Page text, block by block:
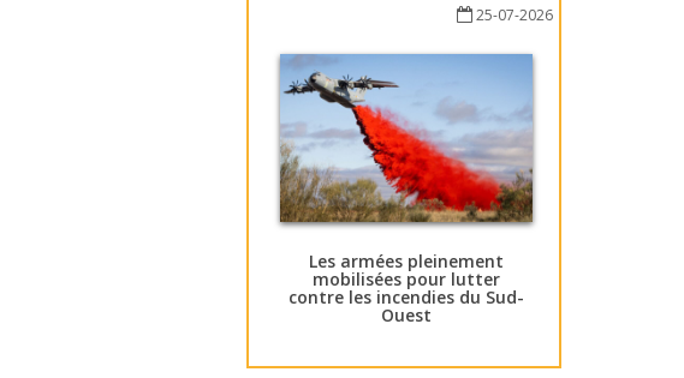
25-07-2026
Les armées pleinement
mobilisées pour lutter
contre les incendies du Sud-
Ouest